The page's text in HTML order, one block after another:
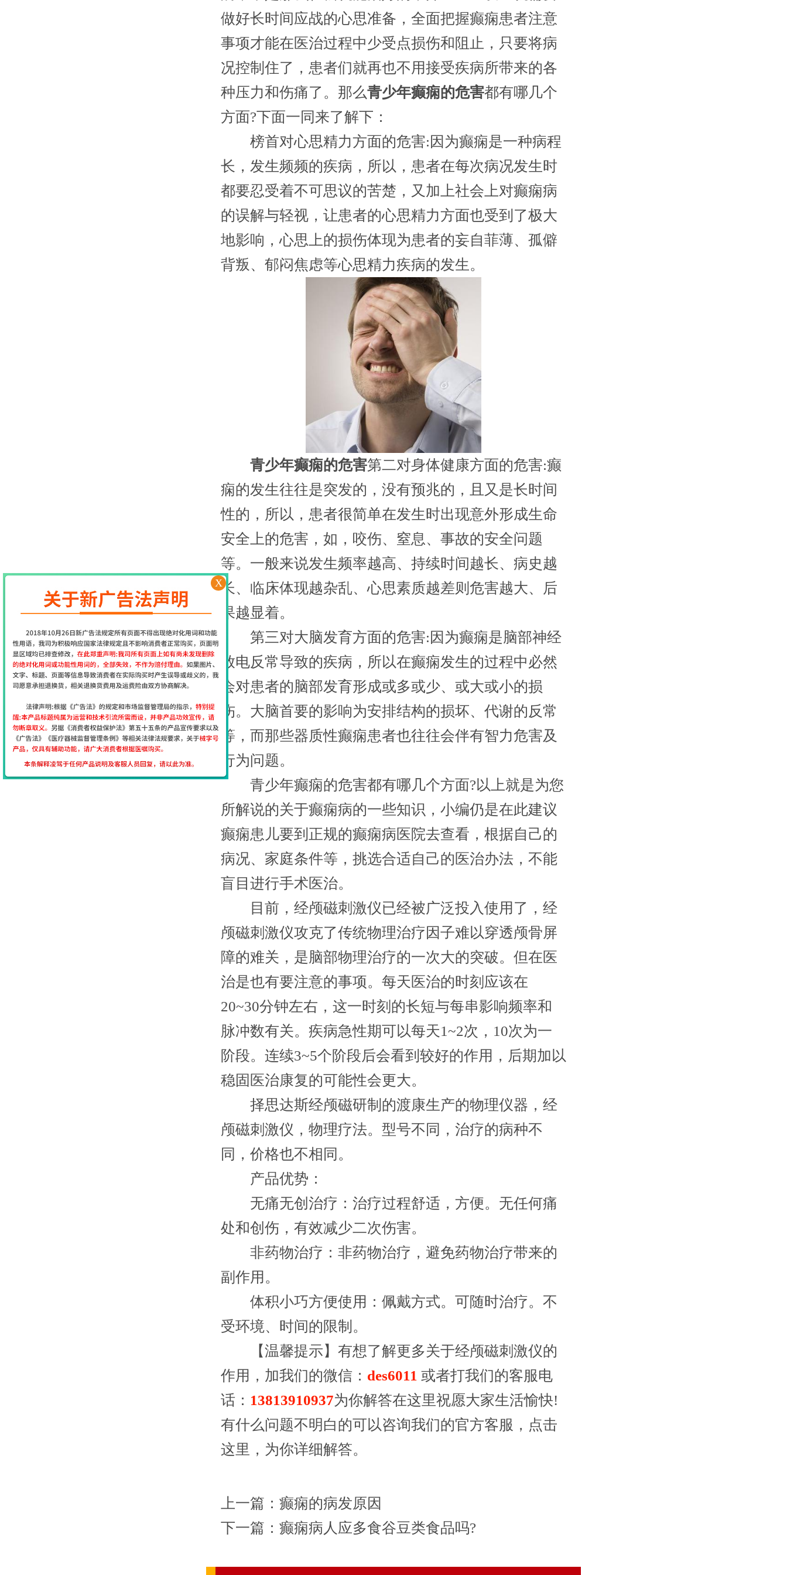
做好长时间应战的心思准备，全面把握癫痫患者注意
事项才能在医治过程中少受点损伤和阻止，只要将病
况控制住了，患者们就再也不用接受疾病所带来的各
种压力和伤痛了。那么青少年癫痫的危害都有哪几个
方面?下面一同来了解下：
榜首对心思精力方面的危害:因为癫痫是一种病程
长，发生频频的疾病，所以，患者在每次病况发生时
都要忍受着不可思议的苦楚，又加上社会上对癫痫病
的误解与轻视，让患者的心思精力方面也受到了极大
地影响，心思上的损伤体现为患者的妄自菲薄、孤僻
背叛、郁闷焦虑等心思精力疾病的发生。
青少年癫痫的危害第二对身体健康方面的危害:癫
痫的发生往往是突发的，没有预兆的，且又是长时间
性的，所以，患者很简单在发生时出现意外形成生命
安全上的危害，如，咬伤、窒息、事故的安全问题
等。一般来说发生频率越高、持续时间越长、病史越
长、临床体现越杂乱、心思素质越差则危害越大、后
果越显着。
第三对大脑发育方面的危害:因为癫痫是脑部神经
放电反常导致的疾病，所以在癫痫发生的过程中必然
会对患者的脑部发育形成或多或少、或大或小的损
伤。大脑首要的影响为安排结构的损坏、代谢的反常
等，而那些器质性癫痫患者也往往会伴有智力危害及
行为问题。
青少年癫痫的危害都有哪几个方面?以上就是为您
所解说的关于癫痫病的一些知识，小编仍是在此建议
癫痫患儿要到正规的癫痫病医院去查看，根据自己的
病况、家庭条件等，挑选合适自己的医治办法，不能
盲目进行手术医治。
​目前，经颅磁刺激仪已经被广泛投入使用了，经
颅磁刺激仪攻克了传统物理治疗因子难以穿透颅骨屏
障的难关，是脑部物理治疗的一次大的突破。但在医
治是也有要注意的事项。每天医治的时刻应该在
20~30分钟左右，这一时刻的长短与每串影响频率和
脉冲数有关。疾病急性期可以每天1~2次，10次为一
阶段。连续3~5个阶段后会看到较好的作用，后期加以
稳固医治康复的可能性会更大。
择思达斯经颅磁研制的渡康生产的物理仪器，经
颅磁刺激仪，物理疗法。型号不同，治疗的病种不
同，价格也不相同。
产品优势：
无痛无创治疗：治疗过程舒适，方便。无任何痛
处和创伤，有效减少二次伤害。
非药物治疗：非药物治疗，避免药物治疗带来的
副作用。
体积小巧方便使用：佩戴方式。可随时治疗。不
受环境、时间的限制。
【温馨提示】有想了解更多关于经颅磁刺激仪的
作用，加我们的微信： des6011 或者打我们的客服电
话： 13813910937为你解答在这里祝愿大家生活愉快!
有什么问题不明白的可以咨询我们的官方客服，点击
这里 ，为你详细解答。
上一篇： 癫痫的病发原因
下一篇： 癫痫病人应多食谷豆类食品吗?
X